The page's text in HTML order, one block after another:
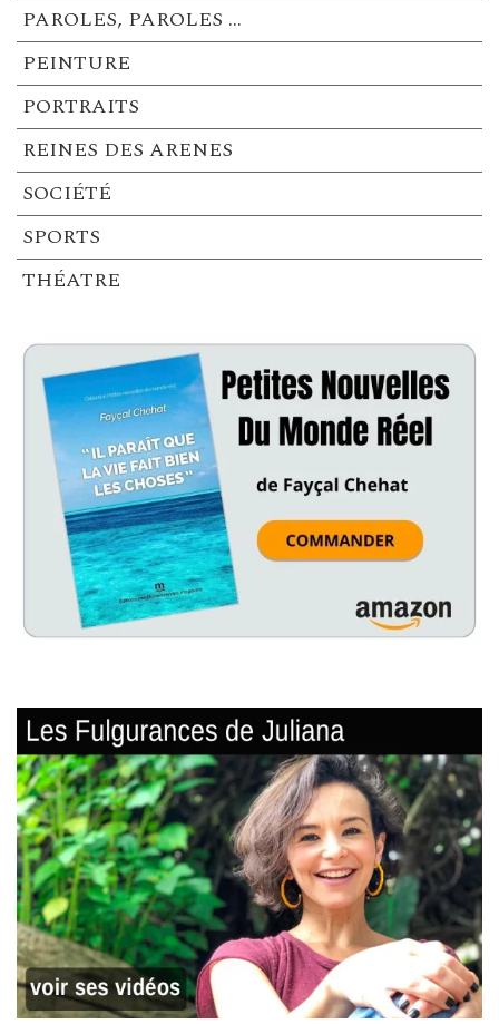
PAROLES, PAROLES …
PEINTURE
PORTRAITS
REINES DES ARENES
SOCIÉTÉ
SPORTS
THÉATRE